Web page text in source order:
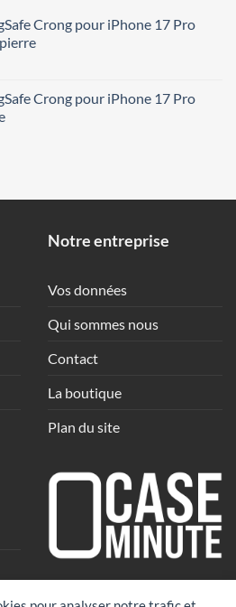
Crong pour iPhone 17 Pro
Crong pour iPhone 17 Pro
Notre entreprise
Vos données
Qui sommes nous
Contact
La boutique
Plan du site
Une coque en quelques